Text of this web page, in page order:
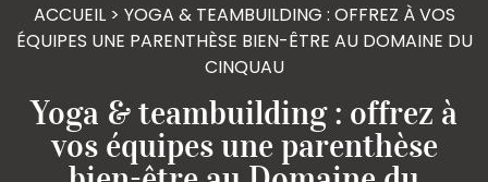
ACCUEIL> YOGA & TEAMBUILDING : OFFREZ À VOS
ÉQUIPES UNE PARENTHÈSE BIEN-ÊTRE AU DOMAINE DU
CINQUAU
Yoga & teambuilding : offrez à
vos équipes une parenthèse